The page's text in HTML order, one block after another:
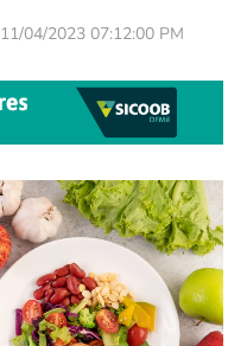
11/04/2023 07:12:00 PM